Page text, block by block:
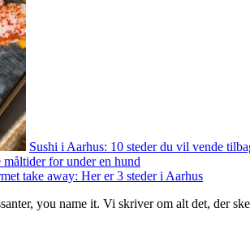
Sushi i Aarhus: 10 steder du vil vende
for under en hund
take away: Her er 3 steder i Aarhus
you name it. Vi skriver om alt det, der